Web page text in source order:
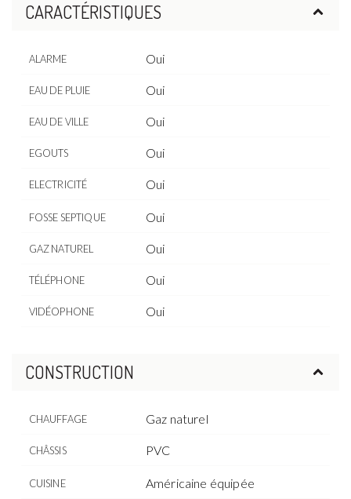
CARACTÉRISTIQUES
ALARME Oui
EAU DE PLUIE Oui
EAU DE VILLE Oui
EGOUTS Oui
ELECTRICITÉ Oui
FOSSE SEPTIQUE Oui
GAZ NATUREL Oui
TÉLÉPHONE Oui
VIDÉOPHONE Oui
CONSTRUCTION
CHAUFFAGE Gaz naturel
CHÂSSIS PVC
CUISINE Américaine équipée